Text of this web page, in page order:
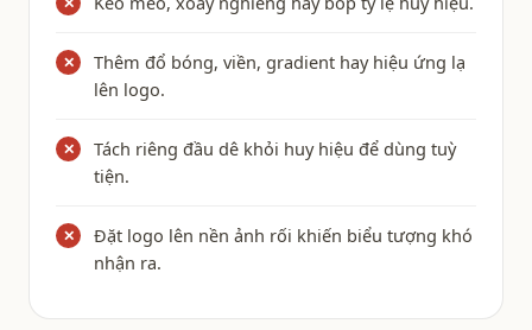
✕
Thêm đổ bóng, viền, gradient hay hiệu ứng lạ
lên logo.
✕
Tách riêng đầu dê khỏi huy hiệu để dùng tuỳ
tiện.
✕
Đặt logo lên nền ảnh rối khiến biểu tượng khó
nhận ra.